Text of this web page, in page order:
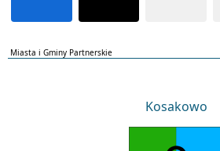
Miasta i Gminy Partnerskie
Kosakowo